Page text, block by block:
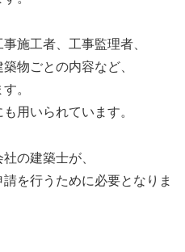
施工者、工事監理者、
物ごとの内容など、
。
用いられています。
の建築士が、
を行うために必要となりま